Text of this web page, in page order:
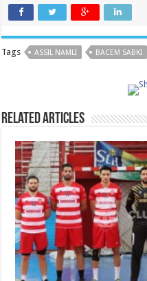
Tags ASSIL NAMLI BACEM SABKI
Related Articles